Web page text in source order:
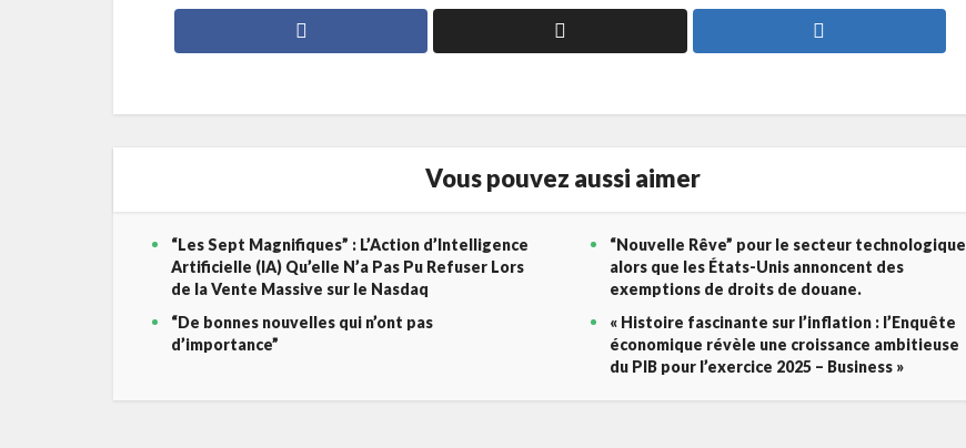
Vous pouvez aussi aimer
“Les Sept Magnifiques” : L’Action d’Intelligence
Artificielle (IA) Qu’elle N’a Pas Pu Refuser Lors
de la Vente Massive sur le Nasdaq
“Nouvelle Rêve” pour le secteur technologique
alors que les États-Unis annoncent des
exemptions de droits de douane.
“De bonnes nouvelles qui n’ont pas
d’importance”
« Histoire fascinante sur l’inflation : l’Enquête
économique révèle une croissance ambitieuse
du PIB pour l’exercice 2025 – Business »